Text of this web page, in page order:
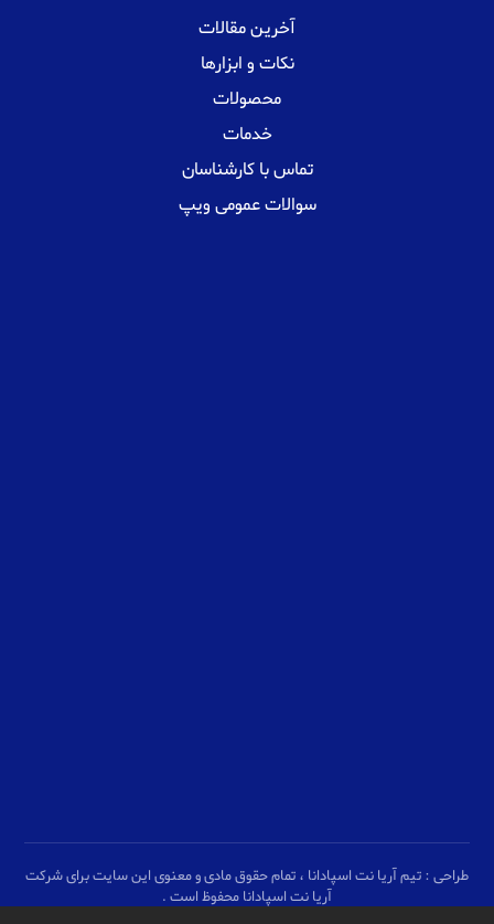
آخرین مقالات
نکات و ابزارها
محصولات
خدمات
تماس با کارشناسان
سوالات عمومی ویپ
طراحی : تیم آریا نت اسپادانا ، تمام حقوق مادی و معنوی این سایت برای شرکت
آریا نت اسپادانا محفوظ است .